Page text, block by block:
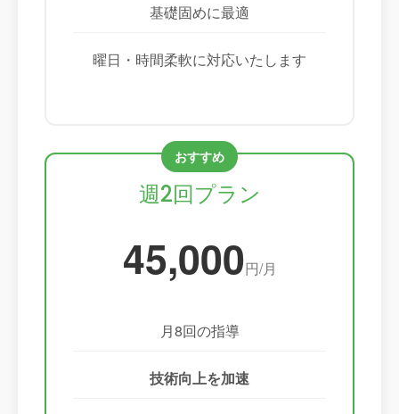
基礎固めに最適
曜日・時間柔軟に対応いたします
週2回プラン
45,000円/月
月8回の指導
技術向上を加速